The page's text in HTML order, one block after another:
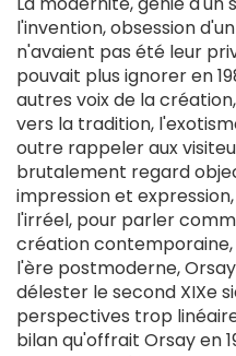
l'invention, obsession
n'avaient pas été leur
pouvait plus ignorer en
autres voix de la
vers la tradition,
outre rappeler aux
brutalement regard
impression et
l'irréel, pour parler
création
l'ère postmoderne,
délester le second XIXe
perspectives trop
bilan qu'offrait Orsay en